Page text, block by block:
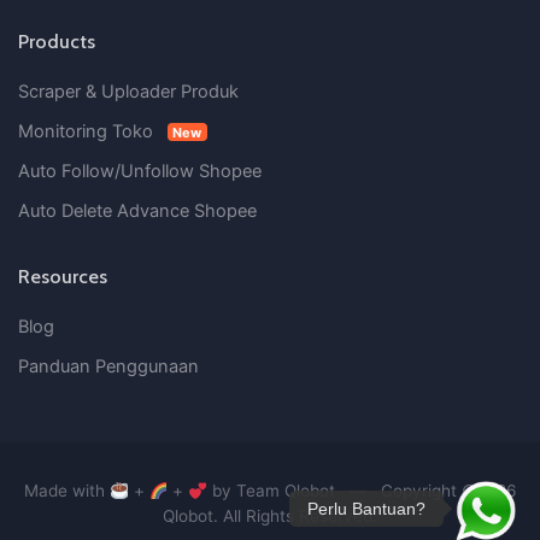
Products
Scraper & Uploader Produk
Monitoring Toko
New
Auto Follow/Unfollow Shopee
Auto Delete Advance Shopee
Resources
Blog
Panduan Penggunaan
Made with + + by Team Qlobot— Copyright ©2026
Qlobot. All Rights Reserved.
Perlu Bantuan?